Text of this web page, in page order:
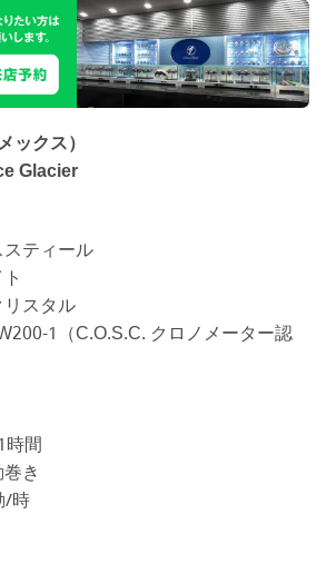
ックス）
Glacier
ティール
スタル
1（C.O.S.C. クロノメーター認
時間
き
/時